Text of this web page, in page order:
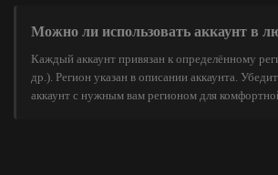
Можно ли использовать аккаунт в
Каждый аккаунт привязан к определённому
др.). Регион указан в описании аккаунта.
аккаунт с нужным вам регионом для